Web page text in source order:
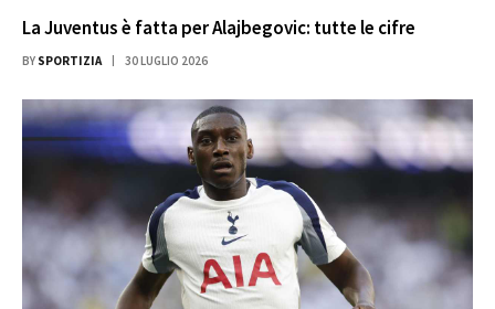
La Juventus è fatta per Alajbegovic: tutte le cifre
BY SPORTIZIA 30 LUGLIO 2026